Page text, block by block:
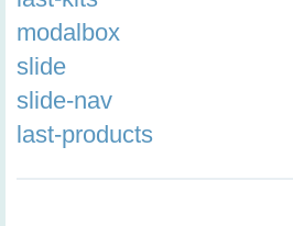
modalbox
slide
slide-nav
last-products